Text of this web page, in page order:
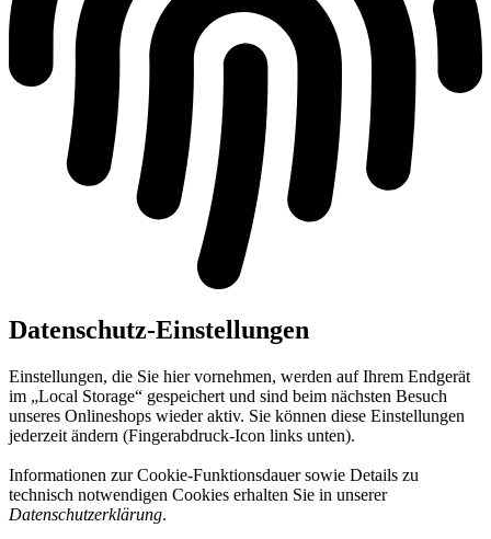
Datenschutz-Einstellungen
Einstellungen, die Sie hier vornehmen, werden auf Ihrem Endgerät
im „Local Storage“ gespeichert und sind beim nächsten Besuch
unseres Onlineshops wieder aktiv. Sie können diese Einstellungen
jederzeit ändern (Fingerabdruck-Icon links unten).
Informationen zur Cookie-Funktionsdauer sowie Details zu
technisch notwendigen Cookies erhalten Sie in unserer
Datenschutzerklärung.